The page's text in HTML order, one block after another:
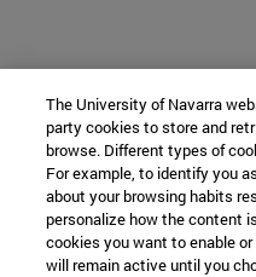
The University of Navarra
party cookies to store and
browse. Different types of
For example, to identify you
about your browsing habits
personalize how the content
cookies you want to enable
will remain active until you